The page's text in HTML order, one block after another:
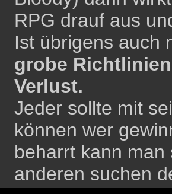
RPG drauf aus
Ist übrigens auch
grobe
Verlust.
Jeder sollte mit
können wer
beharrt kann
anderen suchen